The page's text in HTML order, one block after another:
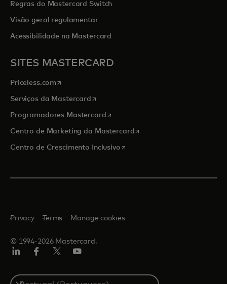
Regras do Mastercard Switch
Visão geral regulamentar
Acessibilidade na Mastercard
SITES MASTERCARD
Priceless.com opens in a new tab
Serviços da Mastercardopens in a new tab
Programadores Mastercardopens in a new tab
Centro de Marketing da Mastercardopens in a new tab
Centro de Crescimento Inclusivoopens in a new tab
© 1994-2026 Mastercard.
Privacy Terms Manage cookies
Select